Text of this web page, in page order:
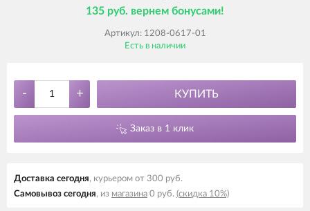
135 руб. вернем бонусами!
Артикул: 1208-0617-01
Есть в наличии
- + КУПИТЬ
Заказ в 1 клик
Доставка cегодня, курьером от 300 руб.
Самовывоз cегодня, из магазина 0 руб. (скидка 10%)